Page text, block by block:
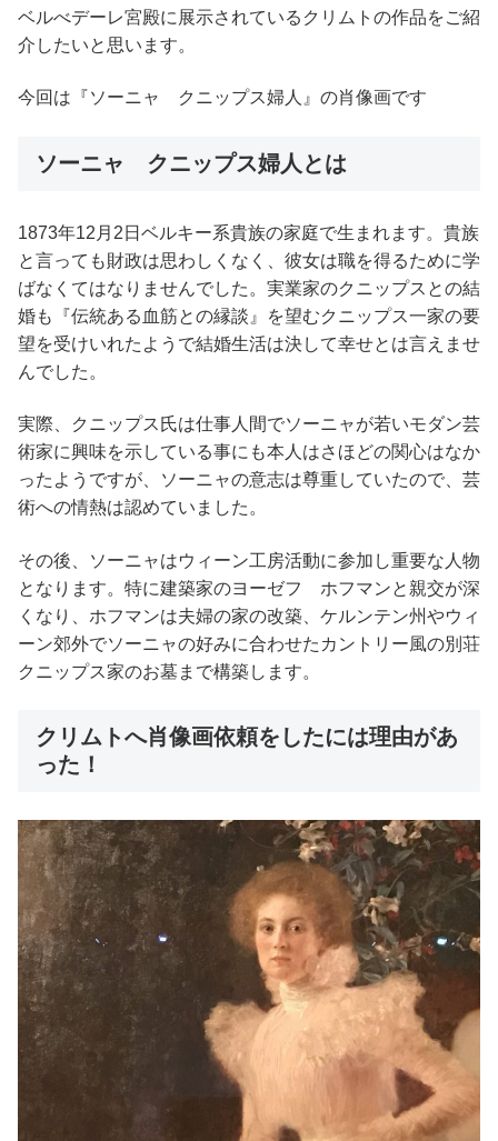
ベルべデーレ宮殿に展示されているクリムトの作品をご紹
介したいと思います。
今回は『ソーニャ クニップス婦人』の肖像画です
ソーニャ クニップス婦人とは
1873年12月2日ベルキー系貴族の家庭で生まれます。貴族
と言っても財政は思わしくなく、彼女は職を得るために学
ばなくてはなりませんでした。実業家のクニップスとの結
婚も『伝統ある血筋との縁談』を望むクニップス一家の要
望を受けいれたようで結婚生活は決して幸せとは言えませ
んでした。
実際、クニップス氏は仕事人間でソーニャが若いモダン芸
術家に興味を示している事にも本人はさほどの関心はなか
ったようですが、ソーニャの意志は尊重していたので、芸
術への情熱は認めていました。
その後、ソーニャはウィーン工房活動に参加し重要な人物
となります。特に建築家のヨーゼフ ホフマンと親交が深
くなり、ホフマンは夫婦の家の改築、ケルンテン州やウィ
ーン郊外でソーニャの好みに合わせたカントリー風の別荘
クニップス家のお墓まで構築します。
クリムトへ肖像画依頼をしたには理由があ
った！